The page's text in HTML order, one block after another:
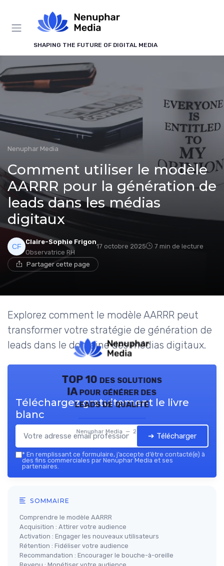
SHAPING THE FUTURE OF DIGITAL MEDIA
Nenuphar Media
Comment utiliser le modèle
AARRR pour la génération de
leads dans les médias
digitaux
Claire-Sophie Frigon
Observatrice RH
17 octobre 2025 7 min de lecture
Partager cette page
Explorez comment le modèle AARRR peut
transformer votre stratégie de génération de
leads dans le domaine des médias digitaux.
TOP 10 des solutions
IA pour générer des
leads de qualité
Nenuphar Media — 2026
Téléchargez gratuitement le livre
blanc
➔ Télécharger
* En remplissant ce formulaire, j’accepte d’être contacté(e) à
des fins commerciales par Nenuphar Media et ses
partenaires.
SOMMAIRE
Comprendre le modèle AARRR
Acquisition : Attirer votre audience
Activation : Engager les nouveaux utilisateurs
Rétention : Fidéliser votre audience
Recommandation : Encourager le bouche-à-oreille